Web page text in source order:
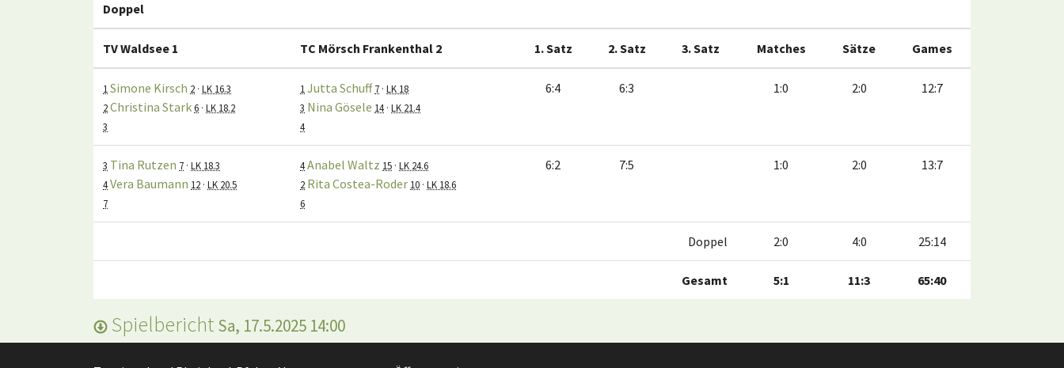
Doppel
TV Waldsee 1 TC Mörsch Frankenthal 2 1. Satz 2. Satz 3. Satz Matches Sätze Games
1 Simone Kirsch 2 · LK 16.3
2Christina Stark6 · LK 18.2
3
1 Jutta Schuff 7 · LK 18
3 Nina Gösele 14 · LK 21.4
4
6:4 6:3 1:0 2:0 12:7
3 Tina Rutzen 7 · LK 18.3
4Vera Baumann 12 · LK 20.5
7
4Anabel Waltz 15 · LK 24.6
2 Rita Costea-Roder 10 · LK 18.6
6
6:2 7:5 1:0 2:0 13:7
Doppel 2:0 4:0 25:14
Gesamt 5:1 11:3 65:40
Spielbericht Sa, 17.5.2025 14:00